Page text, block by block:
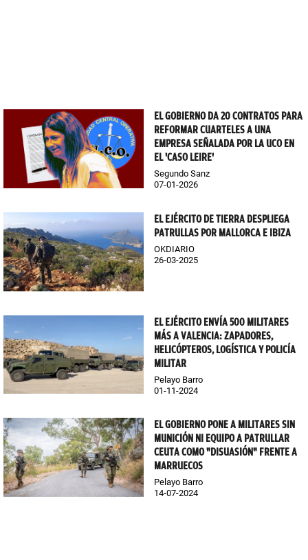
EL GOBIERNO DA 20 CONTRATOS PARA
REFORMAR CUARTELES A UNA
EMPRESA SEÑALADA POR LA UCO EN
EL 'CASO LEIRE'
Segundo Sanz
07-01-2026
EL EJÉRCITO DE TIERRA DESPLIEGA
PATRULLAS POR MALLORCA E IBIZA
OKDIARIO
26-03-2025
EL EJÉRCITO ENVÍA 500 MILITARES
MÁS A VALENCIA: ZAPADORES,
HELICÓPTEROS, LOGÍSTICA Y POLICÍA
MILITAR
Pelayo Barro
01-11-2024
EL GOBIERNO PONE A MILITARES SIN
MUNICIÓN NI EQUIPO A PATRULLAR
CEUTA COMO "DISUASIÓN" FRENTE A
MARRUECOS
Pelayo Barro
14-07-2024